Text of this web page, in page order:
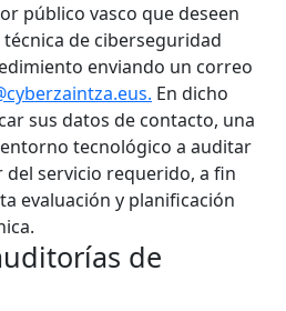
público vasco que deseen
de ciberseguridad
enviando un correo
En dicho
sus datos de contacto, una
tecnológico a auditar
del servicio requerido, a fin
evaluación y planificación
de